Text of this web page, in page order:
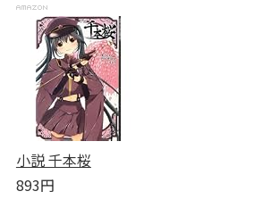
小説 千本桜
893円